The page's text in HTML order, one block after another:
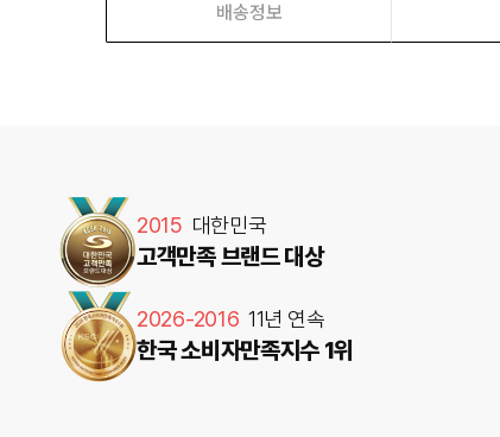
배송정보
2015 대한민국
고객만족 브랜드 대상
2026-2016 11년 연속
한국 소비자만족지수 1위